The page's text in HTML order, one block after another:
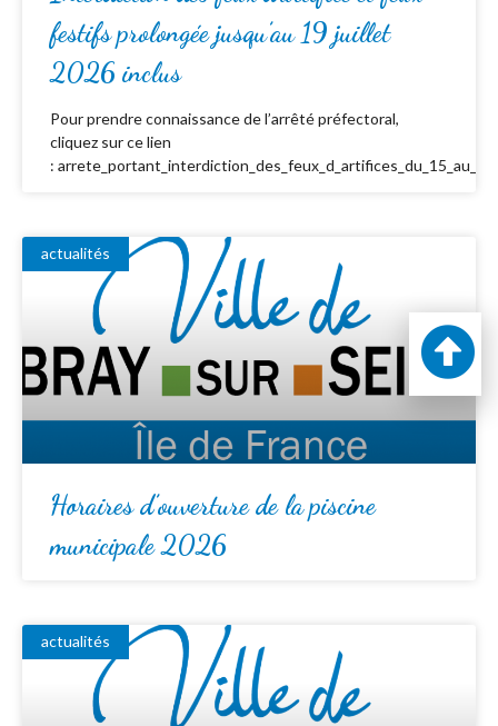
festifs prolongée jusqu’au 19 juillet
2026 inclus
Pour prendre connaissance de l’arrêté préfectoral,
cliquez sur ce lien
:
actualités
Horaires d’ouverture de la piscine
municipale 2026
actualités